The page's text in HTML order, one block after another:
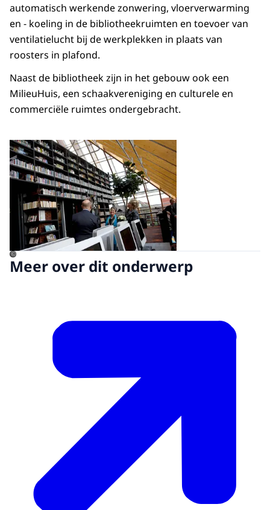
automatisch werkende zonwering, vloerverwarming
en - koeling in de bibliotheekruimten en toevoer van
ventilatielucht bij de werkplekken in plaats van
roosters in plafond.
Naast de bibliotheek zijn in het gebouw ook een
MilieuHuis, een schaakvereniging en culturele en
commerciële ruimtes ondergebracht.
Open de galerij in vergrote
©
Meer over dit onderwerp